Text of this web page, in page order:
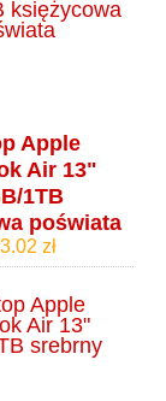
Apple
Air 13"
1TB
poświata
zł